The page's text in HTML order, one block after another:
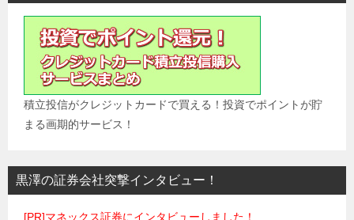
積立投信がクレジットカードで買える！投資でポイントが貯
まる画期的サービス！
黒澤の証券会社突撃インタビュー！
[PR]マネックス証券にインタビューしました！